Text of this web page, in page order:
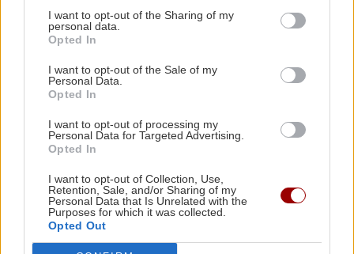
I want to opt-out of the Sharing of my
personal data.
Opted In
I want to opt-out of the Sale of my
Personal Data.
Opted In
I want to opt-out of processing my
Personal Data for Targeted Advertising.
Opted In
I want to opt-out of Collection, Use,
Retention, Sale, and/or Sharing of my
Personal Data that Is Unrelated with the
Purposes for which it was collected.
Opted Out
ΚΡΗΤΗ
ανάσα – Παραμένει υψηλός ο κίνδυνος
πυρκαγιάς
ΚΡΗΤΗ
Οδοιπορικό στα μοναστήρια του
Ρεθύμνου - Πού χτυπά η καρδιά του
Δεκαπενταύγουστου
ΑΘΛΗΤΙΚΑ
Παγκόσμιο στίβου Κ20: Η Ρούσσου
κατέκτησε το ασημένιο μετάλλιο στα